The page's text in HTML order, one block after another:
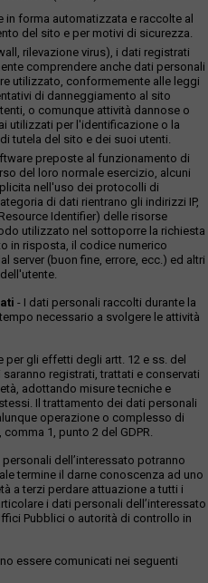
della complessiva situazione
di garanzia, delle
nonché di quanto
della intestazione catastale,
ivi inclusi oneri e spese di
carico e cura
nella determinazione del
descritto nell’elaborato
piena proprietà su
uliveto, sito in Roma
della superficie di 4.160 mq
Terreni del Comune di
Roma) al Foglio 1055,
classe 2, superficie 41 are
dominicale euro 27,01,
con la particella 247
del foglio 1055, la:
proprietà su
uliveto, sito in Roma (RM),
Comune di Roma Sezione
1055, Particella 248, qualità
60 ca, deduzione <A5,
agrario euro 11,82.
foglio 1055, la particella 249
foglio 1055, salvo altri e più
dagli esecutati.In base al
(CDU) rilasciato
Programmazione
Edilizia Ufficio
alla data del
effettuate, nel Piano
del Comune di Roma i
forma automatizzata e raccolte al
del sito e per motivi di sicurezza.
rilevazione virus), i dati registrati
comprendere anche dati personali
utilizzato, conformemente alle leggi
di danneggiamento al sito
o comunque attività dannose o
utilizzati per l'identificazione o la
tutela del sito e dei suoi utenti.
preposte al funzionamento di
del loro normale esercizio, alcuni
nell'uso dei protocolli di
di dati rientrano gli indirizzi IP,
Identifier) delle risorse
utilizzato nel sottoporre la richiesta
in risposta, il codice numerico
server (buon fine, errore, ecc.) ed altri
- I dati personali raccolti durante la
necessario a svolgere le attività
per gli effetti degli artt. 12 e ss. del
registrati, trattati e conservati
adottando misure tecniche e
Il trattamento dei dati personali
operazione o complesso di
1, punto 2 del GDPR.
personali dell’interessato potranno
termine il darne conoscenza ad uno
a terzi perdare attuazione a tutti i
i dati personali dell’interessato
Pubblici o autorità di controllo in
essere comunicati nei seguenti